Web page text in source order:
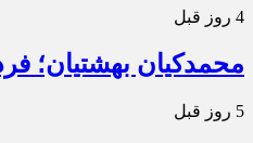
4 روز قبل
محمدکیان بهشتیان؛
5 روز قبل